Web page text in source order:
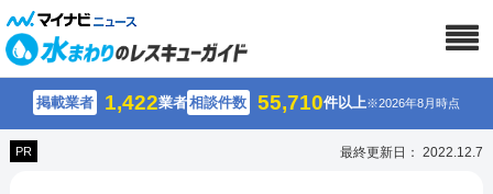
掲載業者 1,422業者相談件数 55,710件以上※2026年8月時点
PR 最終更新日： 2022.12.7